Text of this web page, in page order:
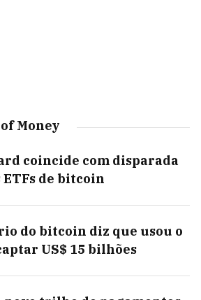
Money
coincide com disparada
ETFs de bitcoin
do bitcoin diz que usou o
US$ 15 bilhões